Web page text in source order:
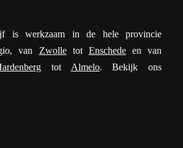
is werkzaam in de hele provincie
van Zwolletot Enschedeen van
tot Almelo. Bekijk ons